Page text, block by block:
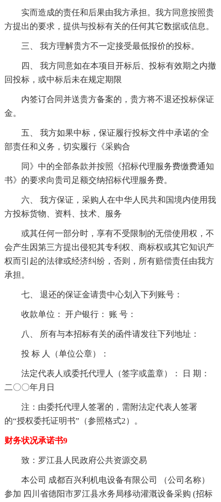
实而造成的责任和后果由我方承担。我方同意按照贵
方提出的要求，提供与投标有关的任何其它数据或信息。
三、 我方理解贵方不一定接受最低报价的投标。
四、 我方同意如在本项目开标后、投标有效期之内撤
回投标，或中标后未在规定期限
内签订合同并送贵方备案的，贵方将不退还投标保证
金。
五、 我方如果中标，保证履行投标文件中承诺的'全
部责任和义务，切实履行《采购合
同》中的全部条款并按照《招标代理服务费缴费通知
书》的要求向贵司足额交纳招标代理服务费。
六、 我方保证，采购人在中华人民共和国境内使用我
方投标货物、资料、技术、服务
或其任何一部分时，享有不受限制的无偿使用权，不
会产生因第三方提出侵犯其专利权、商标权或其它知识产
权而引起的法律或经济纠纷，否则，所有赔偿责任由我方
承担。
七、 退还的保证金请贵中心划入下列账号：
收款单位： 开户银行： 账 号：
八、 所有与本招标有关的函件请发往下列地址：
投 标 人（单位公章）：
法定代表人或委托代理人（签字或盖章）： 日 期：
二〇〇年月日
注：由委托代理人签署的，需附法定代表人签署
的“授权委托证明书”（参照格式2）。
财务状况承诺书9
致：罗江县人民政府公共资源交易
本公司 成都百兴利机电设备有限公司 （公司名称）
参加 四川省德阳市罗江县水务局移动灌溉设备采购 (招标